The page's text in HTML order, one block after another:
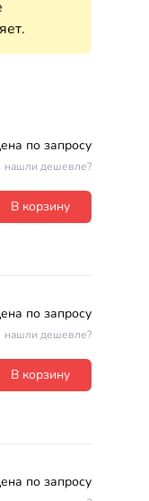
по запросу
нашли дешевле?
В корзину
по запросу
нашли дешевле?
В корзину
по запросу